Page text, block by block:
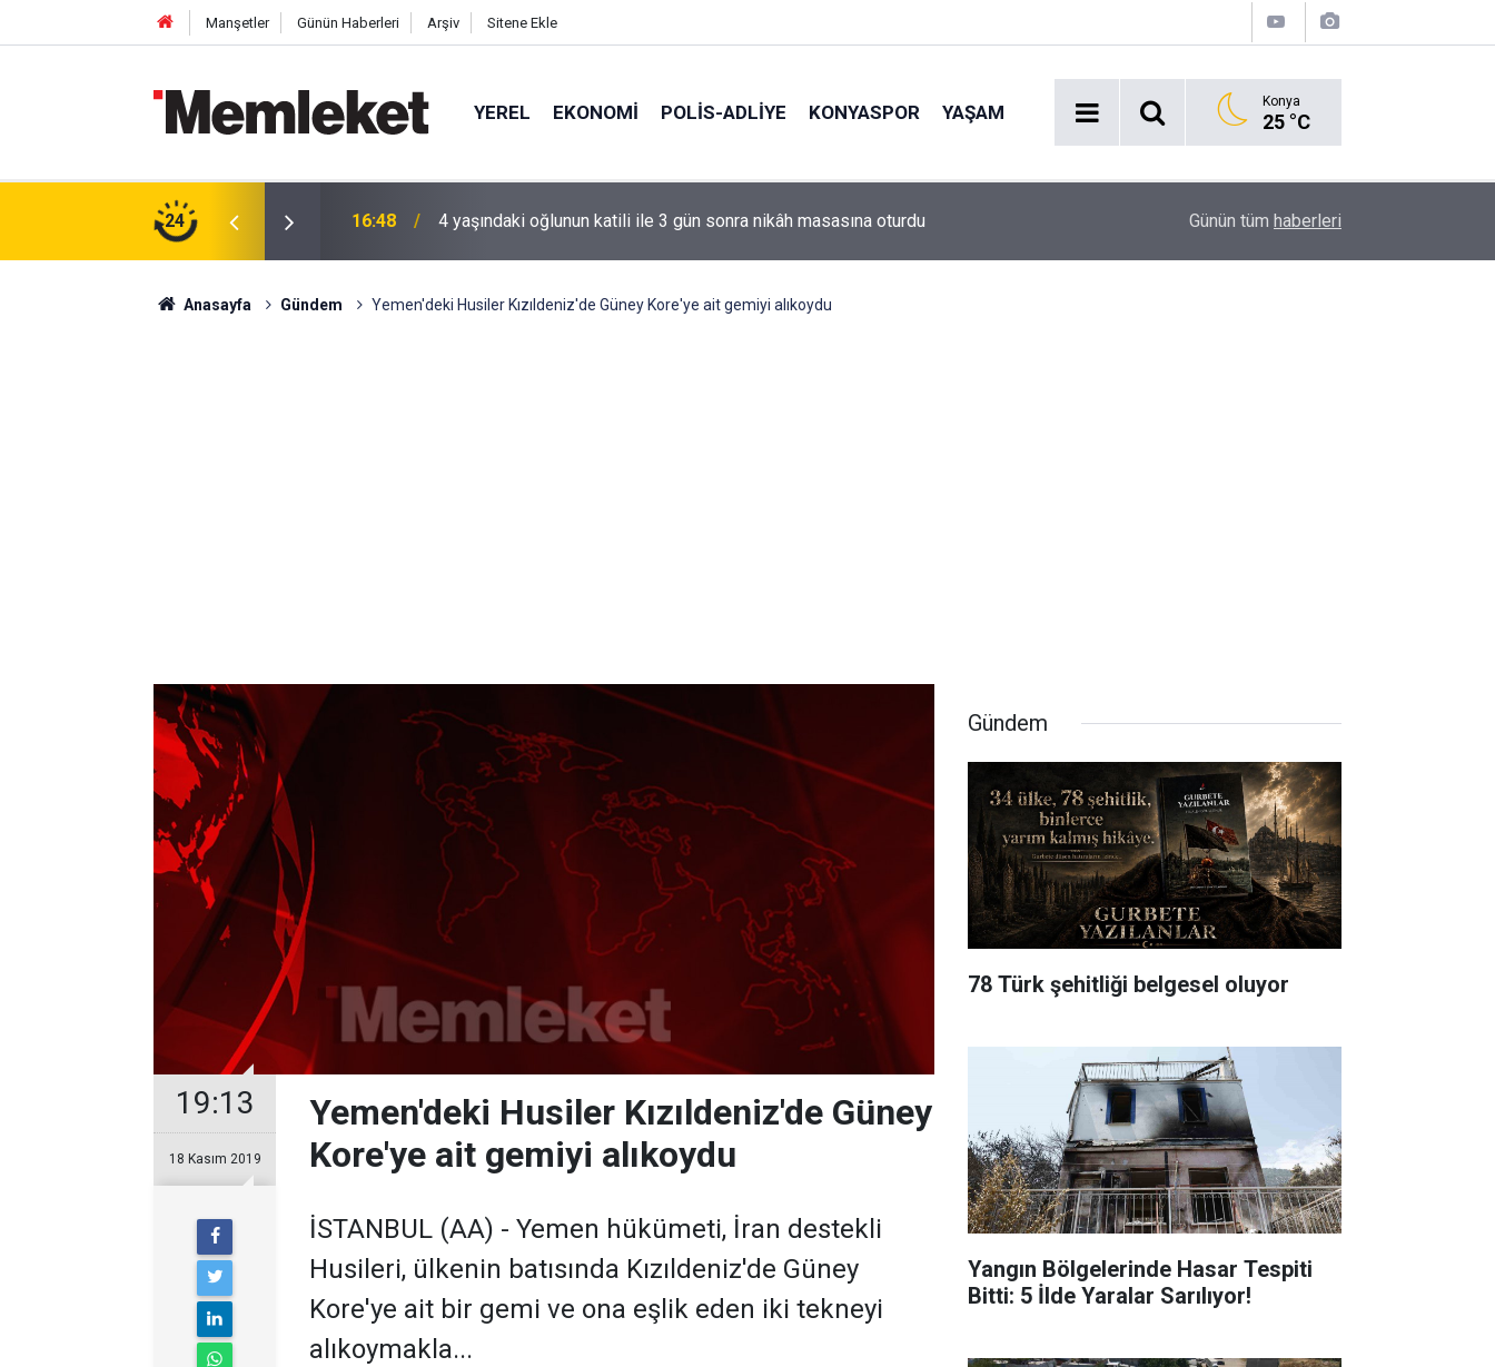
Manşetler Günün Haberleri Arşiv Sitene Ekle
YEREL EKONOMI POLİS-ADLİYE KONYASPOR YAŞAM Konya
25 °C
24
sonra nikâh masasına oturdu 16:44 Mahallede korku dolu anlar: Gaz hattı delindi Akaryakıt İstasyonunda Panik: Lastikçi
Günün tüm haberleri
Anasayfa Gündem Yemen'deki Husiler Kızıldeniz'de Güney Kore'ye ait gemiyi alıkoydu
19:13
18 Kasım 2019
Yemen'deki Husiler Kızıldeniz'de Güney
Kore'ye ait gemiyi alıkoydu
İSTANBUL (AA) - Yemen hükümeti, İran destekli
Husileri, ülkenin batısında Kızıldeniz'de Güney
Kore'ye ait bir gemi ve ona eşlik eden iki tekneyi
alıkoymakla...
Gündem
78 Türk şehitliği belgesel oluyor
Yangın Bölgelerinde Hasar Tespiti
Bitti: 5 İlde Yaralar Sarılıyor!